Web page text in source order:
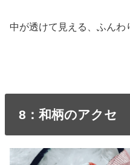
中が透けて見える、ふんわ
8：和柄のアクセ